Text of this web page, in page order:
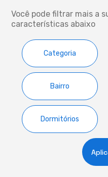
Você pode filtrar mais a
características abaixo
Categoria
Bairro
Dormitórios